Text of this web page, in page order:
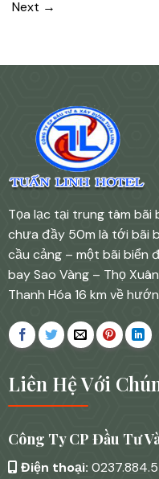
Next →
Tọa lạc tại trung tâm bãi
chưa đầy 50m là tới bãi
cầu cảng – một bãi biển
bay Sao Vàng – Thọ
Thanh Hóa 16 km về
Liên Hệ Với
Công Ty CP Đầu Tư
Điện thoại: